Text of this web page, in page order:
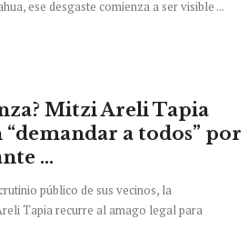
ese desgaste comienza a ser visible ...
Mitzi Areli Tapia
“demandar a todos” por
...
público de sus vecinos, la
Tapia recurre al amago legal para